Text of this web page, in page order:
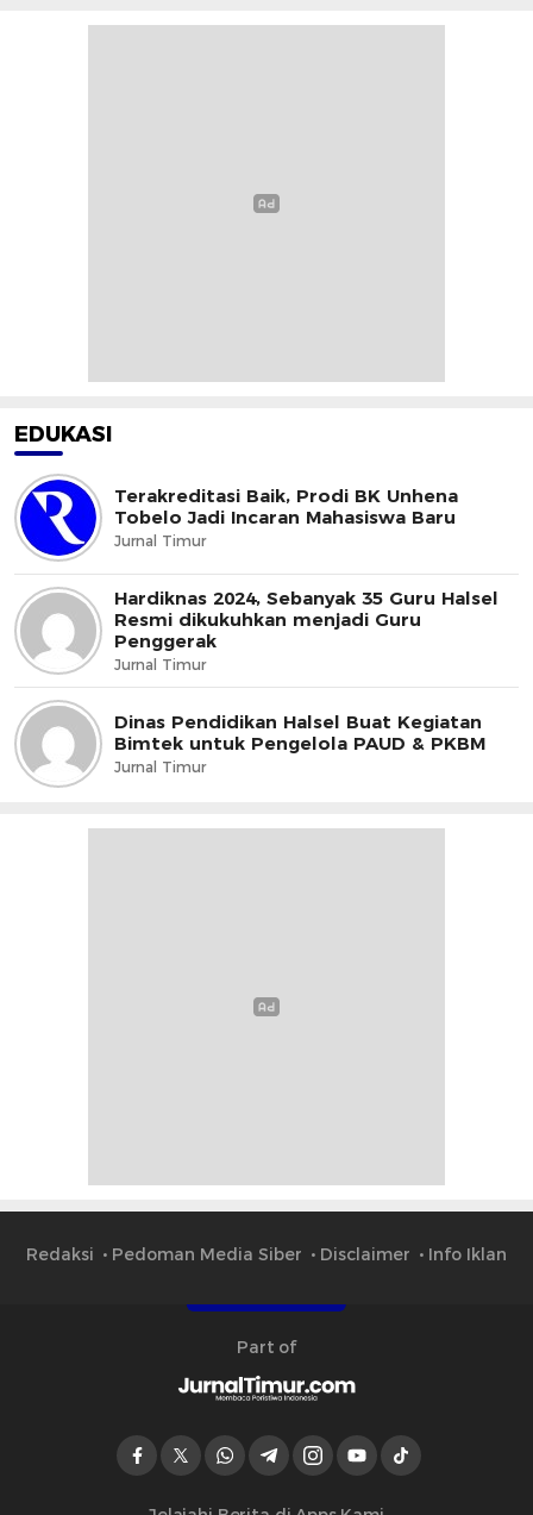
EDUKASI
Terakreditasi Baik, Prodi BK Unhena
Tobelo Jadi Incaran Mahasiswa Baru
Jurnal Timur
Hardiknas 2024, Sebanyak 35 Guru Halsel
Resmi dikukuhkan menjadi Guru
Penggerak
Jurnal Timur
Dinas Pendidikan Halsel Buat Kegiatan
Bimtek untuk Pengelola PAUD & PKBM
Jurnal Timur
Redaksi Pedoman Media Siber Disclaimer Info Iklan
Part of